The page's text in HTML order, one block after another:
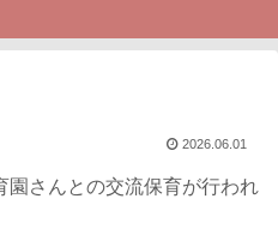
2026.06.01
園さんとの交流保育が行われ